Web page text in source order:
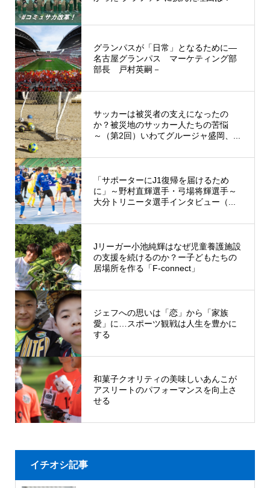
グランパスが「日常」となるために―
名古屋グランパス マーケティング部
部長 戸村英嗣－
サッカーは被災者の支えになったの
か？被災地のサッカー人たちの苦悩
～（第2回）いわてグルージャ盛岡、...
「サポーターにJ1復帰を届けるため
に」～野村直輝選手・弓場将輝選手～
大分トリニータ選手インタビュー（...
Jリーガー小池純輝はなぜ児童養護施設
の支援を続けるのか？ー子どもたちの
居場所を作る「F-connect」
ジェフへの思いは「恋」から「家族
愛」に…スポーツ観戦は人生を豊かに
する
和菓子クオリティの美味しいあんこが
アスリートのパフォーマンスを向上さ
せる
イチオシ記事